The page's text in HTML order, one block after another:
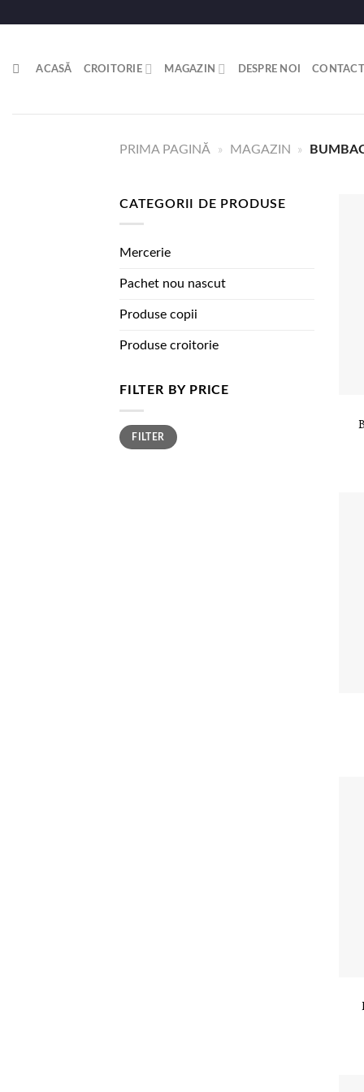
ACASĂ CROITORIE MAGAZIN DESPRE NOI
PRIMA PAGINĂ » MAGAZIN »
CATEGORII DE PRODUSE
Mercerie
Pachet nou nascut
Produse copii
Produse croitorie
FILTER BY PRICE
FILTER